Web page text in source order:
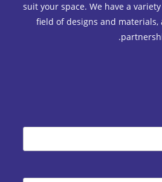
suit your space. We have a
field of designs and